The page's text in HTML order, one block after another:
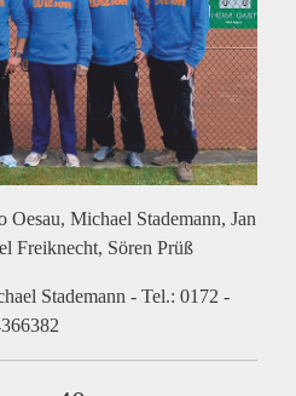
Oesau, Michael Stademann, Jan
Freiknecht, Sören Prüß
Stademann - Tel.: 0172 -